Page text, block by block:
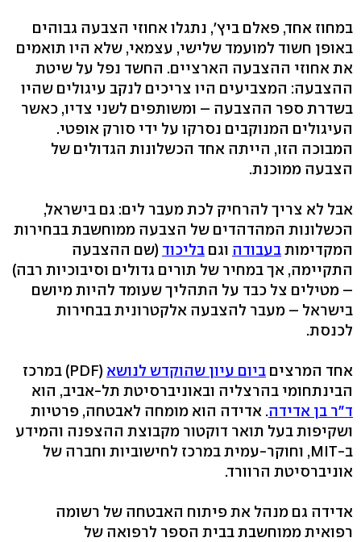
במחוז אחד, פאלם ביץ', נתגלו אחוזי הצבעה גבוהים
באופן חשוד למועמד שלישי, עצמאי, שלא היו תואמים
את אחוזי ההצבעה הארציים. החשד נפל על שיטת
ההצבעה: המצביעים היו צריכים לנקב עיגולים שהיו
בשדרת ספר ההצבעה – ומשותפים לשני צדיו, כאשר
העיגולים המנוקבים נסרקו על ידי סורק אופטי.
המבוכה הזו, הייתה אחד הכשלונות הגדולים של
הצבעה ממוכנת.
אבל לא צריך להרחיק לכת מעבר לים: גם בישראל,
הכשלונות המהדהדים של הצבעה ממוחשבת בבחירות
המקדימותבעבודה וגם בליכוד (שם ההצבעה
התקיימה, אך במחיר של תורים גדולים וסיבוכיות רבה)
– מטילים צל כבד על התהליך שעומד להיות מיושם
בישראל – מעבר להצבעה אלקטרונית בבחירות
לכנסת.
אחד המרצים ביום עיון שהוקדש לנושא
(PDF) במרכז
הבינתחומי בהרצליה ובאוניברסיטת תל-אביב, הוא
ד"ר בן אדידה. אדידה הוא מומחה לאבטחה, פרטיות
ושקיפות בעל תואר דוקטור מקבוצת ההצפנה והמידע
ב-MIT, וחוקר-עמית במרכז לחישוביות וחברה של
אוניברסיטת הרוורד.
אדידה גם מנהל את פיתוח האבטחה של רשומה
רפואית ממוחשבת בבית הספר לרפואה של